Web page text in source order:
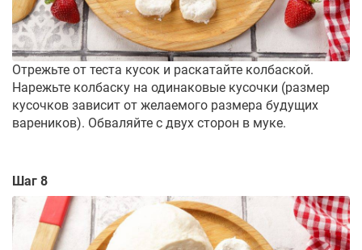
Отрежьте от теста кусок и раскатайте колбаской.
Нарежьте колбаску на одинаковые кусочки (размер
кусочков зависит от желаемого размера будущих
вареников). Обваляйте с двух сторон в муке.
Шаг 8